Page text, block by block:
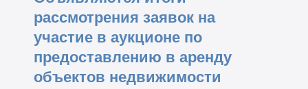
рассмотрения заявок на
участие в аукционе по
предоставлению в аренду
объектов недвижимости